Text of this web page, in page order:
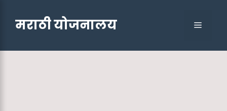
contentमराठी योजनालय Menu